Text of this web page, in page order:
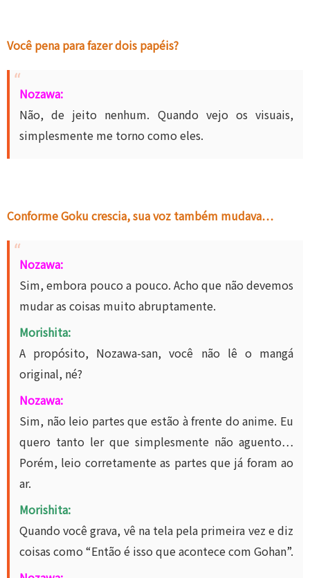
Você pena para fazer dois papéis?
Nozawa:
Não, de jeito nenhum. Quando vejo os visuais,
simplesmente me torno como eles.
Conforme Goku crescia, sua voz também mudava…
Nozawa:
Sim, embora pouco a pouco. Acho que não devemos
mudar as coisas muito abruptamente.
Morishita:
A propósito, Nozawa-san, você não lê o mangá
original, né?
Nozawa:
Sim, não leio partes que estão à frente do anime. Eu
quero tanto ler que simplesmente não aguento…
Porém, leio corretamente as partes que já foram ao
ar.
Morishita:
Quando você grava, vê na tela pela primeira vez e diz
coisas como “Então é isso que acontece com Gohan”.